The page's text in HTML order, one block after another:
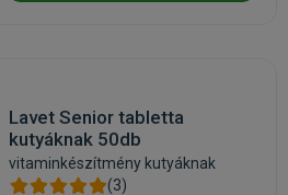
Lavet Senior tabletta
kutyáknak 50db
vitaminkészítmény kutyáknak
(3)